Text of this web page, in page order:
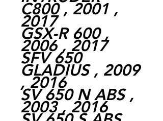
C800 , 2001 ,
2017
GSX-R 600 ,
2006 , 2017
SFV 650
GLADIUS , 2009
, 2016
SV 650 N ABS ,
2003 , 2016